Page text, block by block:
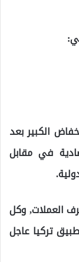
الكبير بعد
في مقابل
العملات, وكل
تركيا عاجل